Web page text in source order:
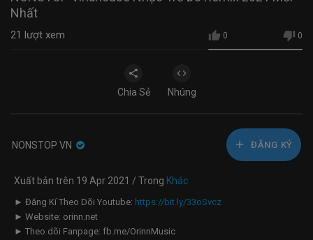
Nhất
0 0
21 lượt xem
Chia Sẻ Nhúng
NONSTOP VN ĐĂNG KÝ
Xuất bản trên 19 Apr 2021 / Trong Khác
► Đăng Kí Theo Dõi Youtube: https://bit.ly/33oSvcz
► Website: orinn.net
► Theo dõi Fanpage: fb.me/OrinnMusic